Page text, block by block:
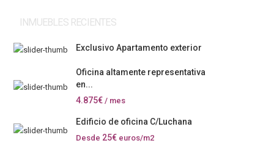
INMUEBLES RECIENTES
Exclusivo Apartamento exterior
Oficina altamente representativa
en...
4.875€ / mes
Edificio de oficina C/Luchana
Desde 25€ euros/m2